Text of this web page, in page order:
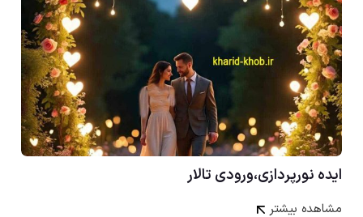
ایده نورپردازی،ورودی تالار
مشاهده بیشتر